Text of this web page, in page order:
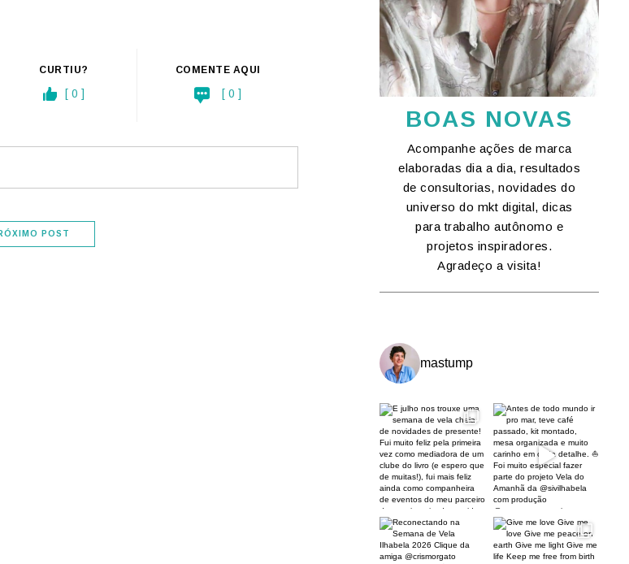
CURTIU?
[ 0 ]
COMENTE AQUI
[ 0 ]
POST
BOAS NOVAS
Acompanhe ações de marca
elaboradas dia a dia, resultados
de consultorias, novidades do
universo do mkt digital, dicas
para trabalho autônomo e
projetos inspiradores.
Agradeço a visita!
mastump